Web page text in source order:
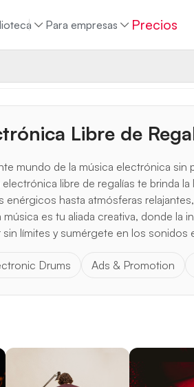
Para empresas Precios
Libre de
mundo de la música electrónica
libre de regalías te brinda
enérgicos hasta atmósferas
es tu aliada creativa, donde la
límites y sumérgete en los sonidos
Drums Ads & Promotion